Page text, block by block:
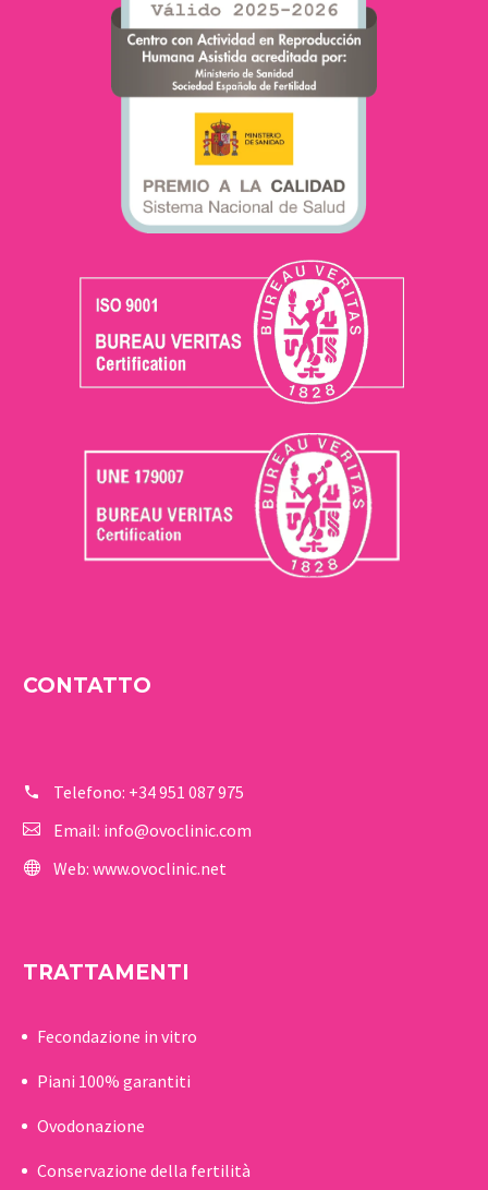
CONTATTO
Telefono: +34 951 087 975
Email: info@ovoclinic.com
Web: www.ovoclinic.net
TRATTAMENTI
Fecondazione in vitro
Piani 100% garantiti
Ovodonazione
Conservazione della fertilità